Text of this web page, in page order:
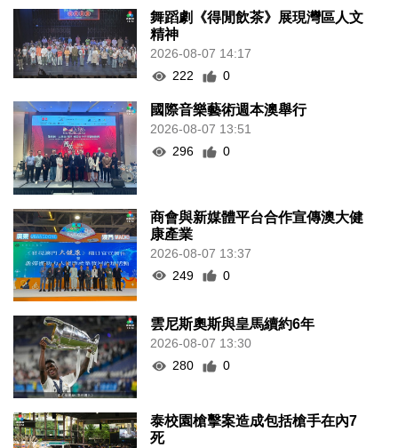
舞蹈劇《得閒飲茶》展現灣區人文
精神
2026-08-07 14:17
222
0
國際音樂藝術週本澳舉行
2026-08-07 13:51
296
0
商會與新媒體平台合作宣傳澳大健
康產業
2026-08-07 13:37
249
0
雲尼斯奧斯與皇馬續約6年
2026-08-07 13:30
280
0
泰校園槍擊案造成包括槍手在內7
死